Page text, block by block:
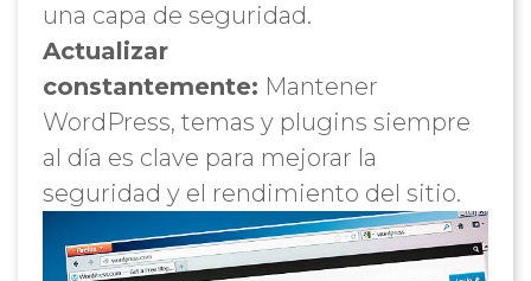
una capa de seguridad.
Actualizar
constantemente: Mantener
WordPress, temas y plugins siempre
al día es clave para mejorar la
seguridad y el rendimiento del sitio.